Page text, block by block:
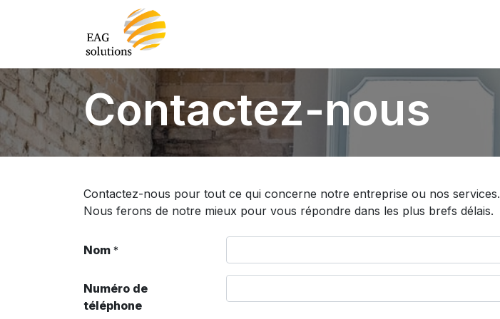
Contactez-nous
Contactez-nous pour tout ce qui concerne notre entreprise ou nos services.
Nous ferons de notre mieux pour vous répondre dans les plus brefs délais.
Nom *
Numéro de
téléphone